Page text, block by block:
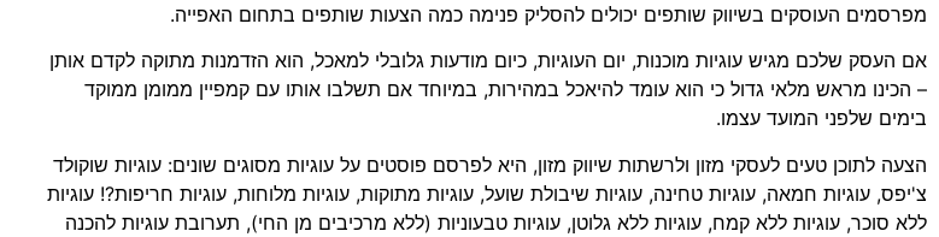
מפרסמים העוסקים בשיווק שותפים יכולים להסליק פנימה כמה הצעות שותפים בתחום האפייה.
אם העסק שלכם מגיש עוגיות מוכנות, יום העוגיות, כיום מודעות גלובלי למאכל, הוא הזדמנות מתוקה לקדם אותן
– הכינו מראש מלאי גדול כי הוא עומד להיאכל במהירות, במיוחד אם תשלבו אותו עם קמפיין ממומן ממוקד
בימים שלפני המועד עצמו.
הצעה לתוכן טעים לעסקי מזון ולרשתות שיווק מזון, היא לפרסם פוסטים על עוגיות מסוגים שונים: עוגיות שוקולד
צ'יפס, עוגיות חמאה, עוגיות טחינה, עוגיות שיבולת שועל, עוגיות מתוקות, עוגיות מלוחות, עוגיות חריפות?! עוגיות
ללא סוכר, עוגיות ללא קמח, עוגיות ללא גלוטן, עוגיות טבעוניות (ללא מרכיבים מן החי), תערובת עוגיות להכנה